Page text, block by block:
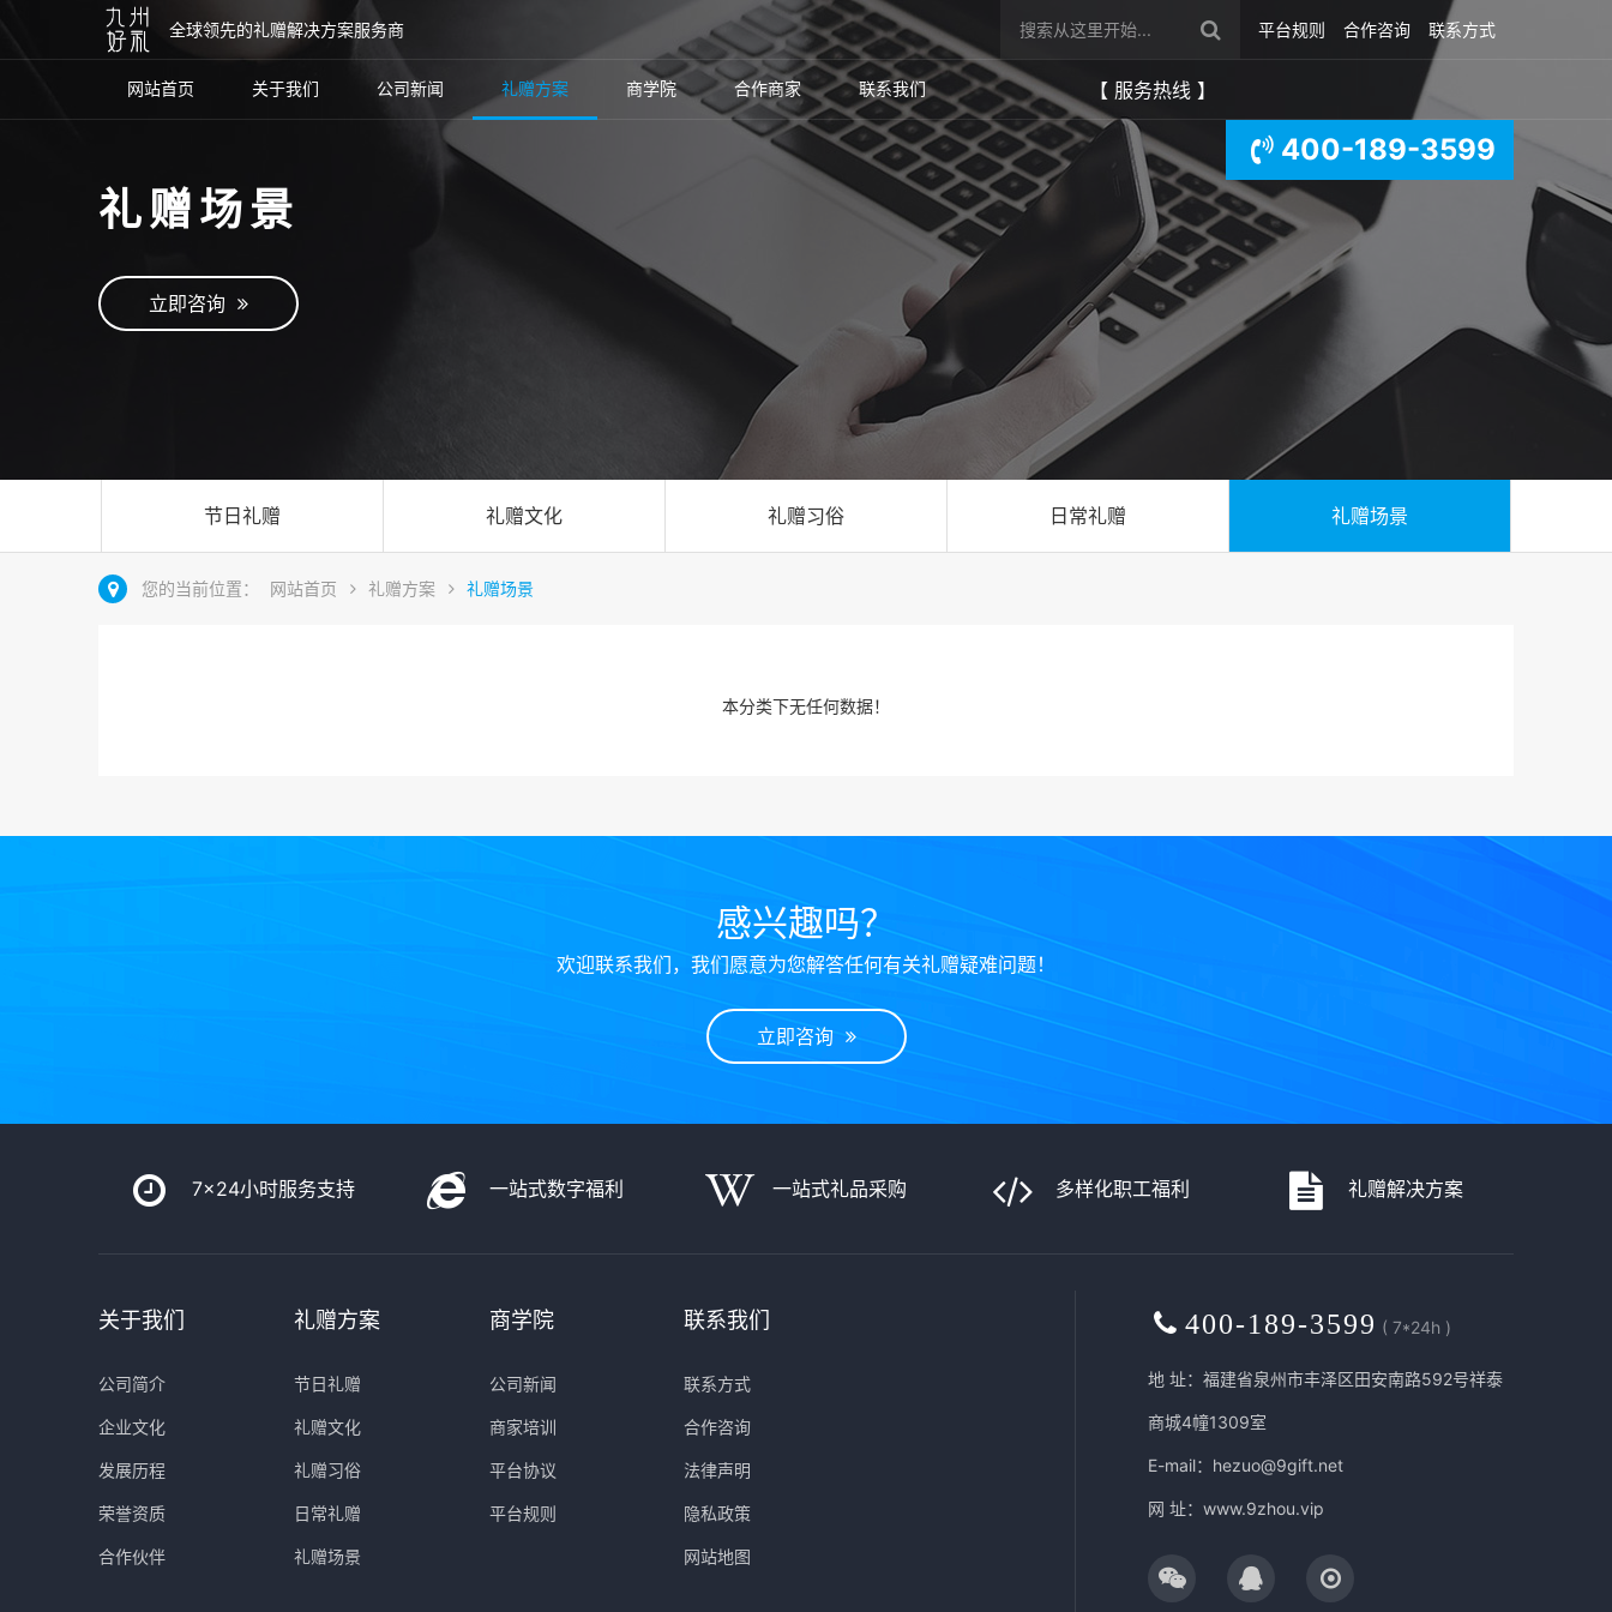
全球领先的礼赠解决方案服务商 平台规则 合作咨询 联系方式
网站首页 关于我们 公司新闻 礼赠方案 商学院 合作商家 联系我们 【 服务热线 】
400-189-3599
礼赠场景
立即咨询
节日礼赠 礼赠文化 礼赠习俗 日常礼赠 礼赠场景
您的当前位置： 网站首页 礼赠方案 礼赠场景
本分类下无任何数据！
感兴趣吗？
欢迎联系我们，我们愿意为您解答任何有关礼赠疑难问题！
立即咨询
7x24小时服务支持 一站式数字福利 一站式礼品采购 多样化职工福利 礼赠解决方案
关于我们
公司简介
企业文化
发展历程
荣誉资质
合作伙伴
礼赠方案
节日礼赠
礼赠文化
礼赠习俗
日常礼赠
礼赠场景
商学院
公司新闻
商家培训
平台协议
平台规则
联系我们
联系方式
合作咨询
法律声明
隐私政策
网站地图
400-189-3599 ( 7*24h )
地 址：福建省泉州市丰泽区田安南路592号祥泰
商城4幢1309室
E-mail：hezuo@9gift.net
网 址：www.9zhou.vip